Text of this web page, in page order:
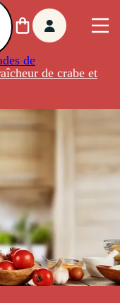
de
de crabe et